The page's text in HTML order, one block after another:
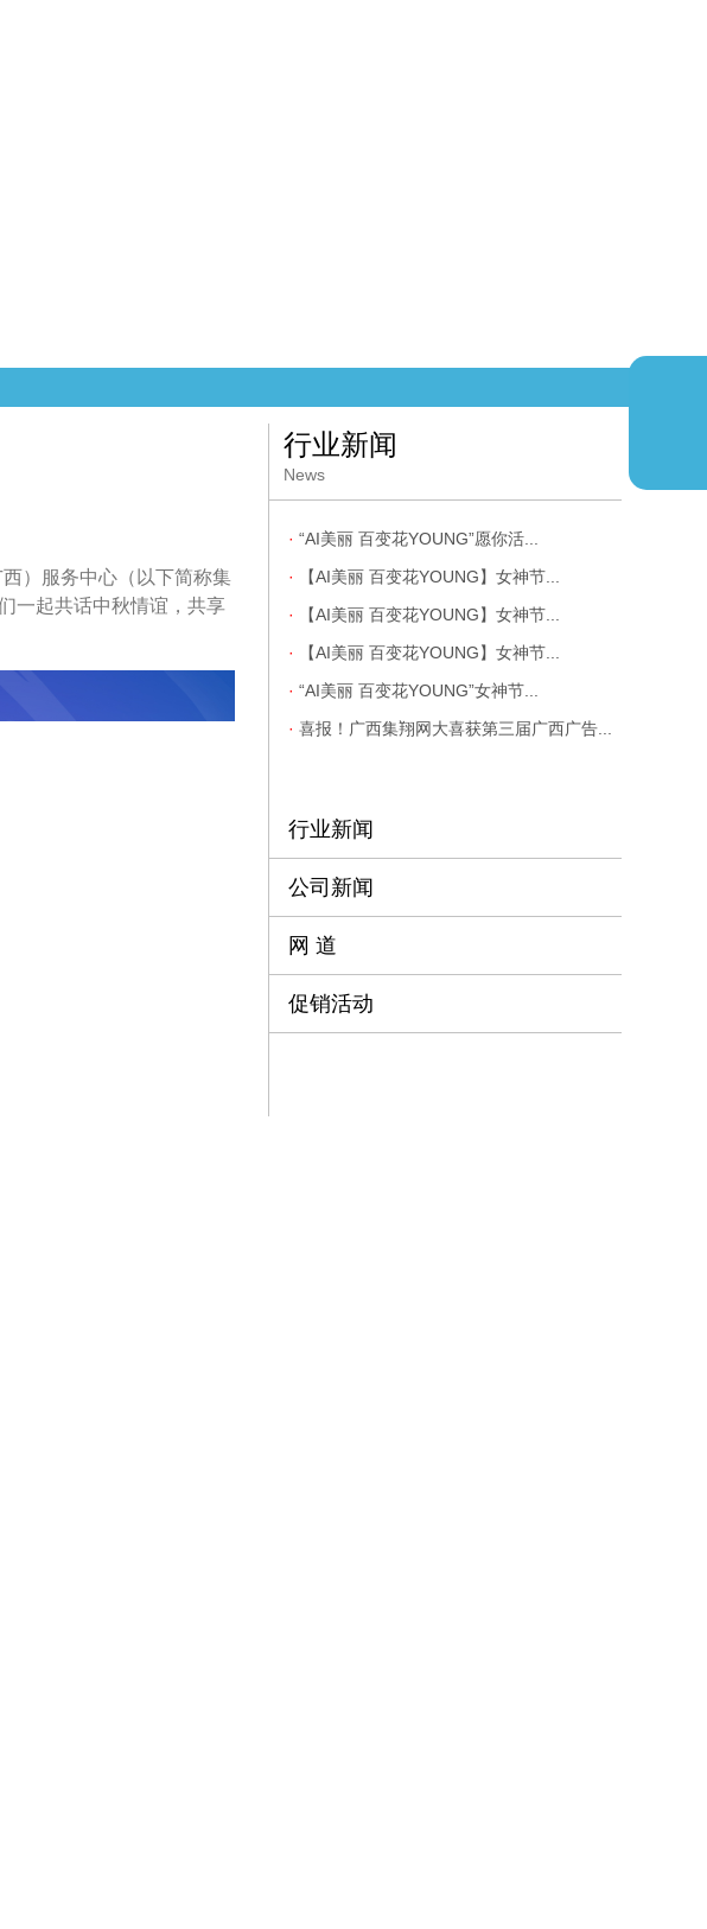
）服务中心（以下简称集
一起共话中秋情谊，共享
行业新闻
News
· “AI美丽 百变花YOUNG”愿你活...
·
【AI美丽 百变花YOUNG】女神节...
·
【AI美丽 百变花YOUNG】女神节...
·
【AI美丽 百变花YOUNG】女神节...
· “AI美丽 百变花YOUNG”女神节...
· 喜报！广西集翔网大喜获第三届广西广告...
行业新闻
公司新闻
网 道
促销活动